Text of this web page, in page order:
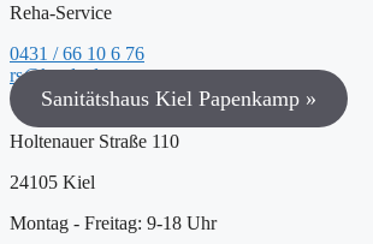
Reha-Service
0431 / 66 10 6 76
rs@kurda.de
Sanitätshaus Kiel Papenkamp »
Holtenauer Straße 110
24105 Kiel
Montag - Freitag: 9-18 Uhr